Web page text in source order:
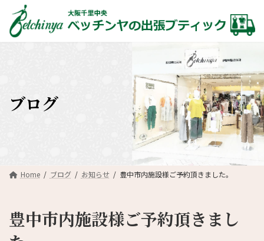
ブログ
Home ブログ お知らせ 豊中市内施設様ご予約頂きました。
豊中市内施設様ご予約頂きまし